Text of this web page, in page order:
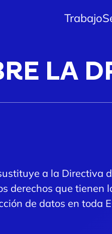
Trabajo
LA
a la Directiva
derechos que tienen
de datos en toda